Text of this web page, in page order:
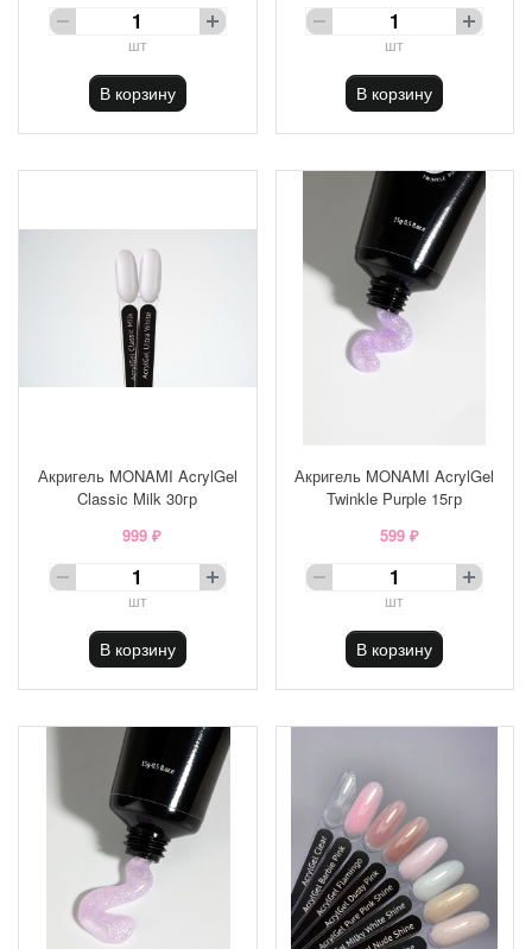
шт
В корзину
шт
В корзину
Акригель MONAMI AcrylGel
Classic Milk 30гр
999 ₽
шт
В корзину
Акригель MONAMI AcrylGel
Twinkle Purple 15гр
599 ₽
шт
В корзину